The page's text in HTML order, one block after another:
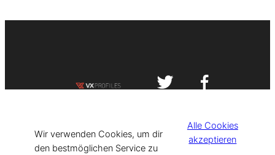
[current_year] VISIT-X. Made with
Wir verwenden Cookies, um dir
den bestmöglichen Service zu
Alle Cookies
akzeptieren